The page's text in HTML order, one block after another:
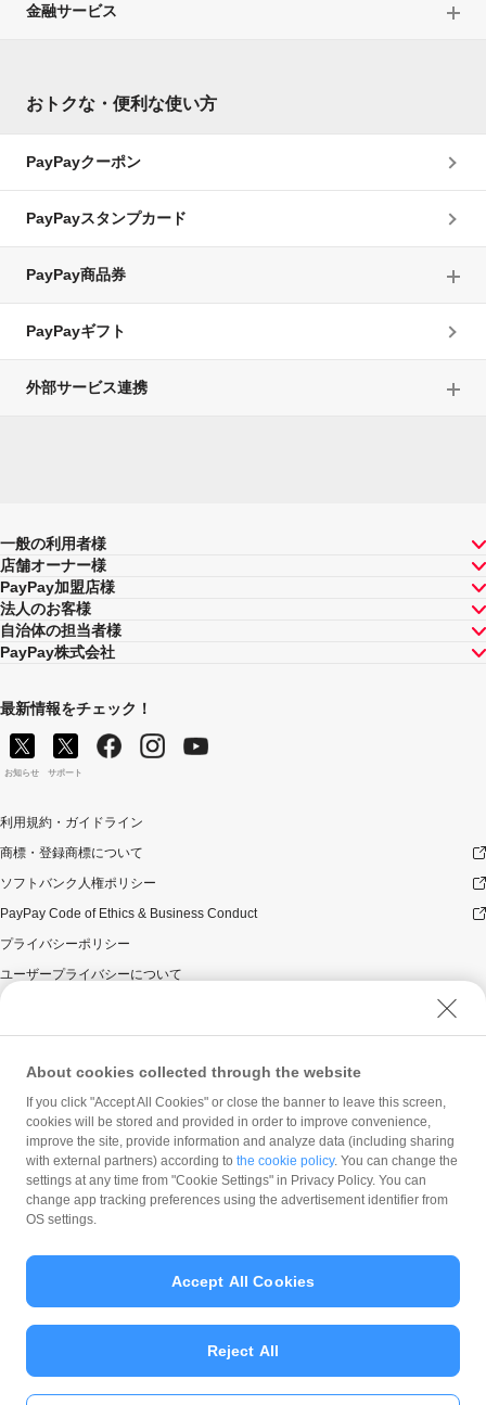
は、マイナポイント付与が行われないものとします。な
システム障害等によりマイナポイントの付与または
対象キャッシュレス決済サービスの提供を停止して
いるときに対象取引が行われた場合
象取引に係るマイナポイント付与によって上限額を
超える場合は、当該超過部分について付与が行われ
ない）
マイナポイントを付与することで当該決済手段の上
限額を超えてしまう場合（当該超過部分について付
与が行われない）
業者）特約または当社が提供するキャッシュレス決
加盟店が対象取引に係る取引に関して当社所定の期
限内に売上情報を提供しない場合
当社がPayPayポイント付与の対象外としている取引
マイナポイントが付与される前に付与対象のPayPay
アカウントを停止または解除した場合
対象キャッシュレス決済サービスとしてPayPayの登
録を解除した場合
マイナポイントの取得に関し、一定期間の取引・キ
与に係る取引が「マイナポイント事業による付与」の適
用対象外であることや国または事務局より補助金返還が
命ぜられた部分に相当することが判明したとき、または
に該当することが判明したときは、お客様に対するマイ
ナポイントの付与を取り消します。このときに、お客様
に付与されたマイナポイントが既に物品等の購入に係る
決済に使用されていること等により取り消すことができ
マイナポイント相当額の金銭の支払を請求し、またはお
収することができるものとします。
上記のマイナポイント付与の取消しは、当社または国お
よび事務局の判断に基づき行われるものとします。ただ
し、当該取消しが行われたことにより、お客様に損害等
が生じた場合であっても、当社、国および事務局は自ら
いものとします。
解除、取消し等により対象取引に係る取引が無効となっ
た場合、理由の如何に関わらず、また返金の如何に関わ
らず、「付与対象期間中の付与金額合計」は、当該取消
し等をした時点から将来に向かってのみ減額されます。
そのため、「付与対象期間中の付与金額合計」が付与上
限の20,000ポイントに達した後に取消し等を行った方
金融サービス
おトクな・便利な使い方
PayPayクーポン
PayPayスタンプカード
PayPay商品券
PayPayギフト
外部サービス連携
一般の利用者様
店舗オーナー様
PayPay加盟店様
法人のお客様
自治体の担当者様
PayPay株式会社
最新情報をチェック！
お知らせ サポート
利用規約・ガイドライン
商標・登録商標について
ソフトバンク人権ポリシー
PayPay Code of Ethics & Business Conduct
プライバシーポリシー
ユーザープライバシーについて
ウェブサイト利用規約
反社会的勢力に対する方針
勧誘方針
マネロン等基本方針
カスタマーハラスメントに関する当社の考え方
© PayPay Corporation
About cookies collected through the website
If you click "Accept All Cookies" or close the banner to leave this screen,
cookies will be stored and provided in order to improve convenience,
improve the site, provide information and analyze data (including sharing
with external partners) according to the cookie policy. You can change the
settings at any time from "Cookie Settings" in Privacy Policy. You can
change app tracking preferences using the advertisement identifier from
OS settings.
Reject All
Accept All Cookies